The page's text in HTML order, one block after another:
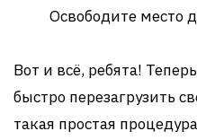
Освободите место
Вот и всё, ребята!
быстро перезагрузить
такая простая